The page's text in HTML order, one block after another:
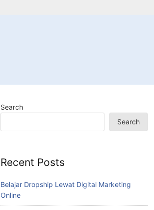
Search
Search
Recent Posts
Belajar Dropship Lewat Digital Marketing
Online